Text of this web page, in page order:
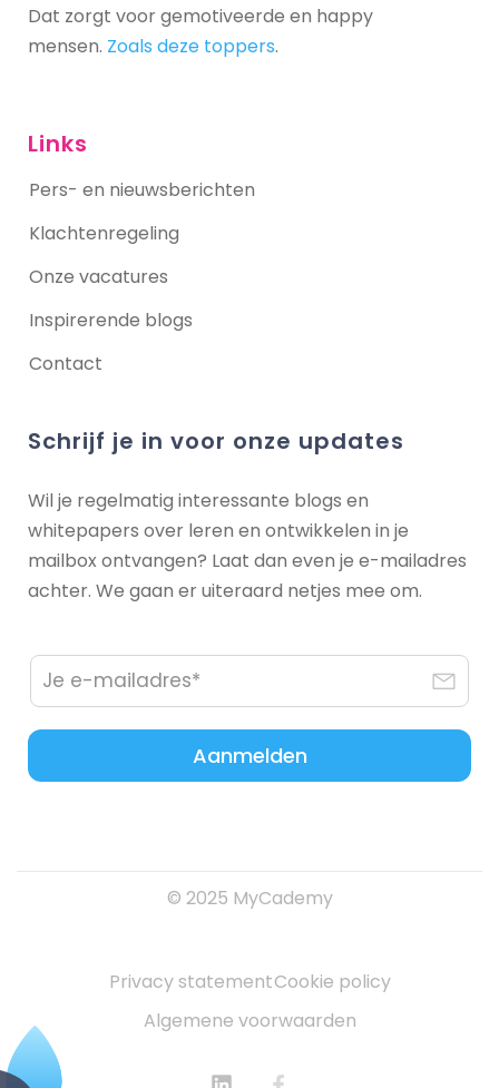
Dat zorgt voor gemotiveerde en happy
mensen. Zoals deze toppers.
Links
Pers- en nieuwsberichten
Klachtenregeling
Onze vacatures
Inspirerende blogs
Contact
Schrijf je in voor onze updates
Wil je regelmatig interessante blogs en
whitepapers over leren en ontwikkelen in je
mailbox ontvangen? Laat dan even je e-mailadres
achter. We gaan er uiteraard netjes mee om.
Aanmelden
© 2025 MyCademy
Privacy statementCookie policy
Algemene voorwaarden